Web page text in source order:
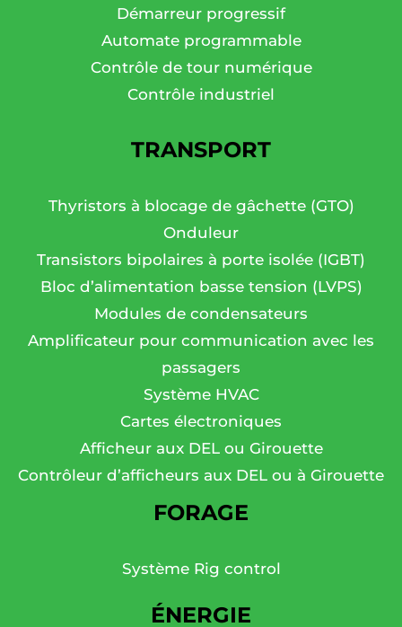
Démarreur progressif
Automate programmable
Contrôle de tour numérique
Contrôle industriel
TRANSPORT
Thyristors à blocage de gâchette (GTO)
Onduleur
Transistors bipolaires à porte isolée (IGBT)
Bloc d’alimentation basse tension (LVPS)
Modules de condensateurs
Amplificateur pour communication avec les
passagers
Système HVAC
Cartes électroniques
Afficheur aux DEL ou Girouette
Contrôleur d’afficheurs aux DEL ou à Girouette
FORAGE
Système Rig control
ÉNERGIE